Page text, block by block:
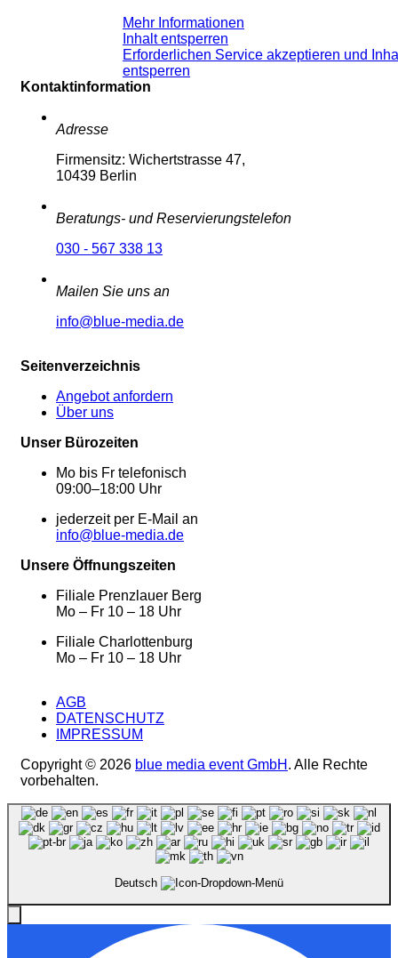
Mehr Informationen
Inhalt entsperren
Erforderlichen Service akzeptieren und
entsperren
Kontaktinformation
Adresse
Firmensitz: Wichertstrasse 47,
10439 Berlin
Beratungs- und Reservierungstelefon
030 - 567 338 13
Mailen Sie uns an
info@blue-media.de
Seitenverzeichnis
Angebot anfordern
Über uns
Unser Bürozeiten
Mo bis Fr telefonisch
09:00–18:00 Uhr
jederzeit per E-Mail an
info@blue-media.de
Unsere Öffnungszeiten
Filiale Prenzlauer Berg
Mo – Fr 10 – 18 Uhr
Filiale Charlottenburg
Mo – Fr 10 – 18 Uhr
AGB
DATENSCHUTZ
IMPRESSUM
Copyright © 2026 blue media event GmbH . Alle Rechte
vorbehalten.
Deutsch